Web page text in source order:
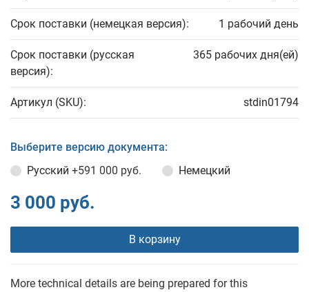
Срок поставки (немецкая версия): 1 рабочий день
Срок поставки (русская
версия):
365 рабочих дня(ей)
Артикул (SKU): stdin01794
Выберите версию документа:
Русский +591 000 руб. Немецкий
3 000 руб.
В корзину
More technical details are being prepared for this